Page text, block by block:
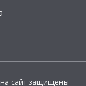
сайт защищены